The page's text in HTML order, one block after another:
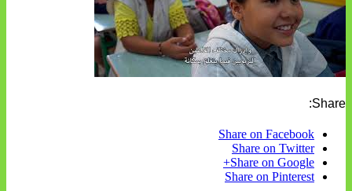
Share:
Share on Facebook
Share on Twitter
Share on Google+
Share on Pinterest